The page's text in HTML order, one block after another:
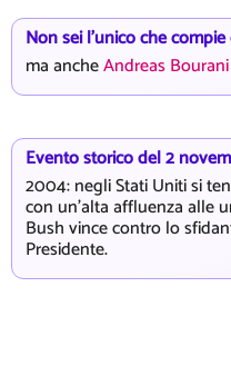
Non sei l'unico che
ma ancheAndreas Bourani
Evento storico del 2
2004: negli Stati Uniti si
con un'alta affluenza alle
Bush vince contro lo
Presidente.